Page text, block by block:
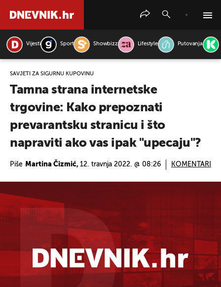
Vijesti Sport Showbizz Lifestyle Putovanja
SAVJETI ZA SIGURNU KUPOVINU
Tamna strana internetske
trgovine: Kako prepoznati
prevarantsku stranicu i što
napraviti ako vas ipak "upecaju"?
Piše Martina Čizmić, 12. travnja 2022. @ 08:26 KOMENTARI
PRETRAŽITE VIJESTI